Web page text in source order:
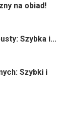
na obiad!
Szybka i...
Szybki i